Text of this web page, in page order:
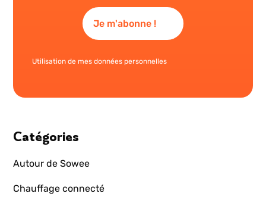
Utilisation de mes données personnelles
Catégories
Autour de Sowee
Chauffage connecté